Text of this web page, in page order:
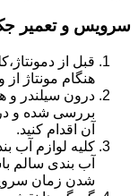
سرویس و تعمیر
قبل از
هنگام مونتاژ
درون سیلندر
بررسی شده و
آن اقدام کنید.
کلیه لوازم آب
آب بندی سالم
شدن زمان